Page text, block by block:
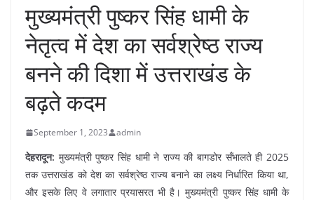
मुख्यमंत्री पुष्कर सिंह धामी के
नेतृत्व में देश का सर्वश्रेष्ठ राज्य
बनने की दिशा में उत्तराखंड के
बढ़ते कदम
September 1, 2023 admin
देहरादून: मुख्यमंत्री पुष्कर सिंह धामी ने राज्य की बागडोर सँभालते ही 2025
तक उत्तराखंड को देश का सर्वश्रेष्ठ राज्य बनाने का लक्ष्य निर्धारित किया था,
और इसके लिए वे लगातार प्रयासरत भी है। मुख्यमंत्री पुष्कर सिंह धामी के